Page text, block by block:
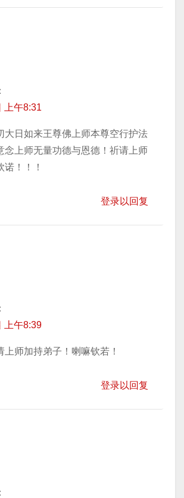
上午8:31
大日如来王尊佛上师本尊空行护法
念上师无量功德与恩德！祈请上师
！！！
登录以回复
上午8:39
上师加持弟子！喇嘛钦若！
登录以回复